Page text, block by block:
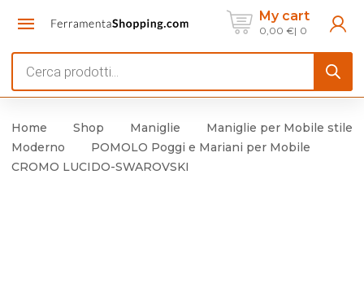
My cart
0,00 € 0
search
Home Shop Maniglie
Maniglie per Mobile stile
Moderno
POMOLO Poggi e Mariani per Mobile
CROMO LUCIDO-SWAROVSKI